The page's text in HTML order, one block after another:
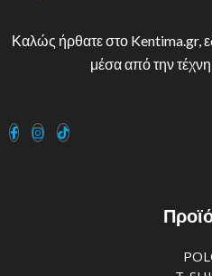
Καλώς ήρθατε στο Kentima.gr,
μέσα από την